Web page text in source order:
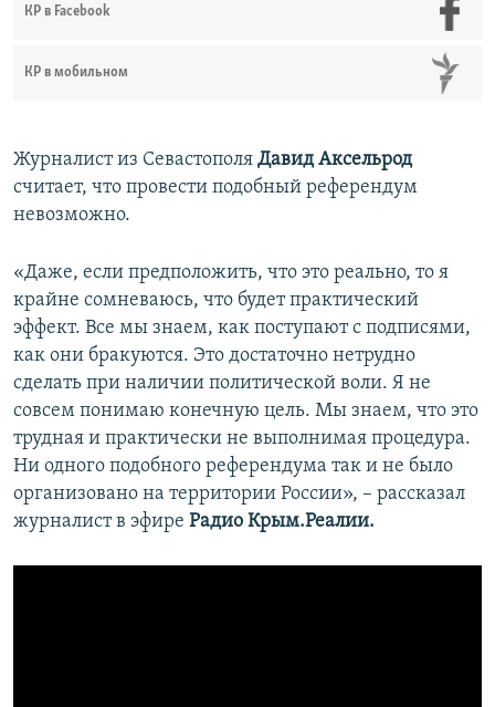
КР в Facebook
КР в мобильном
Журналист из Севастополя Давид Аксельрод
считает, что провести подобный референдум
невозможно.
«Даже, если предположить, что это реально, то я
крайне сомневаюсь, что будет практический
эффект. Все мы знаем, как поступают с подписями,
как они бракуются. Это достаточно нетрудно
сделать при наличии политической воли. Я не
совсем понимаю конечную цель. Мы знаем, что это
трудная и практически не выполнимая процедура.
Ни одного подобного референдума так и не было
организовано на территории России», – рассказал
журналист в эфире Радио Крым.Реалии.